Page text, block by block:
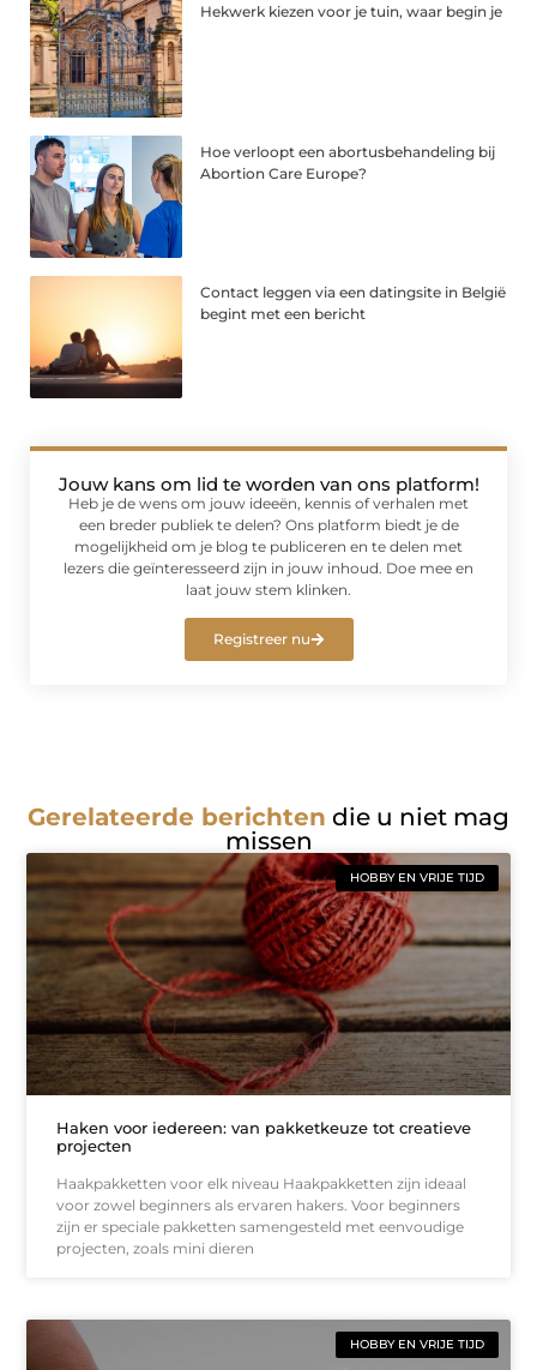
Hekwerk kiezen voor je tuin, waar begin je
Hoe verloopt een abortusbehandeling bij
Abortion Care Europe?
Contact leggen via een datingsite in België
begint met een bericht
Jouw kans om lid te worden van ons platform!
Heb je de wens om jouw ideeën, kennis of verhalen met
een breder publiek te delen? Ons platform biedt je de
mogelijkheid om je blog te publiceren en te delen met
lezers die geïnteresseerd zijn in jouw inhoud. Doe mee en
laat jouw stem klinken.
Registreer nu
Gerelateerde berichten die u niet mag
missen
HOBBY EN VRIJE TIJD
Haken voor iedereen: van pakketkeuze tot creatieve
projecten
Haakpakketten voor elk niveau Haakpakketten zijn ideaal
voor zowel beginners als ervaren hakers. Voor beginners
zijn er speciale pakketten samengesteld met eenvoudige
projecten, zoals mini dieren
HOBBY EN VRIJE TIJD